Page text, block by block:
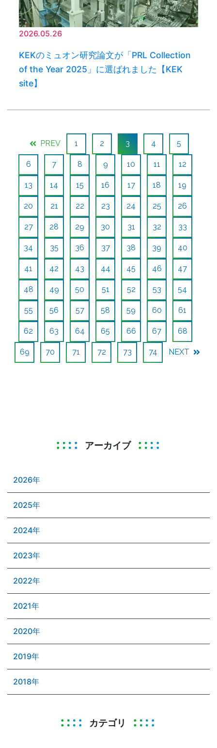
2026.05.26
KEKのミュオン研究論文が「PRL Collection
of the Year 2025」に選ばれました【KEK
site】
PREV 1 2 3 4 5
6 7 8 9 10 11 12
13 14 15 16 17 18 19
20 21 22 23 24 25 26
27 28 29 30 31 32 33
34 35 36 37 38 39 40
41 42 43 44 45 46 47
48 49 50 51 52 53 54
55 56 57 58 59 60 61
62 63 64 65 66 67 68
69 70 71 72 73 74 NEXT
アーカイブ
2026年
2025年
2024年
2023年
2022年
2021年
2020年
2019年
2018年
カテゴリ